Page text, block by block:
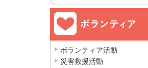
ボランティア活動
災害救援活動